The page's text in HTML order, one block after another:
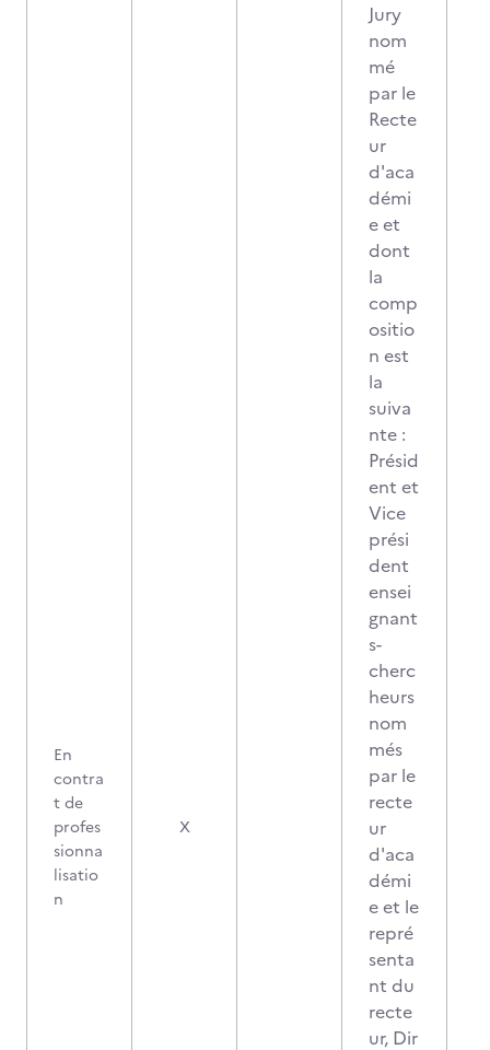
En
contra
t de
profes
sionna
lisatio
n
X
Jury
nom
mé
par le
Recte
ur
d'aca
démi
e et
dont
la
comp
ositio
n est
la
suiva
nte :
Présid
ent et
Vice
prési
dent
ensei
gnant
s-
cherc
heurs
nom
més
par le
recte
ur
d'aca
démi
e et le
repré
senta
nt du
recte
ur, Dir